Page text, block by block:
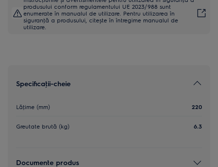
produsului conform regulamentului UE 2023/988 sunt
enumerate în manualul de utilizare. Pentru utilizarea în
siguranţă a produsului, citește în întregime manualul de
utilizare.
Specificaţii-cheie
Lăţime (mm) 220
Greutate brută (kg) 6.3
Documente produs